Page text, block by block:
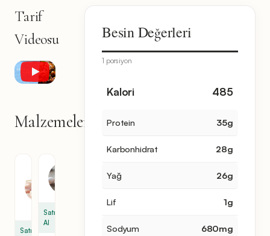
Tarif
Videosu
Malzemeler
Satın
Yumurta
Satın
Al
Besin Değerleri
1 porsiyon
Kalori 485
Protein 35g
Karbonhidrat 28g
Yağ 26g
Lif 1g
Sodyum 680mg